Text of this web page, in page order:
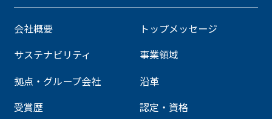
会社概要
トップメッセージ
サステナビリティ
事業領域
拠点・グループ会社
沿革
受賞歴
認定・資格